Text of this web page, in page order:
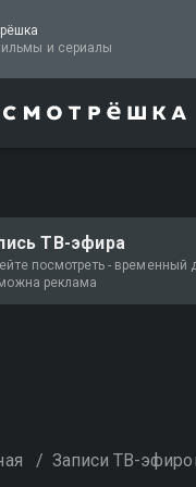
ТВ, фильмы и сериалы
ТВ-эфира
посмотреть - временный
реклама
/ Записи ТВ-